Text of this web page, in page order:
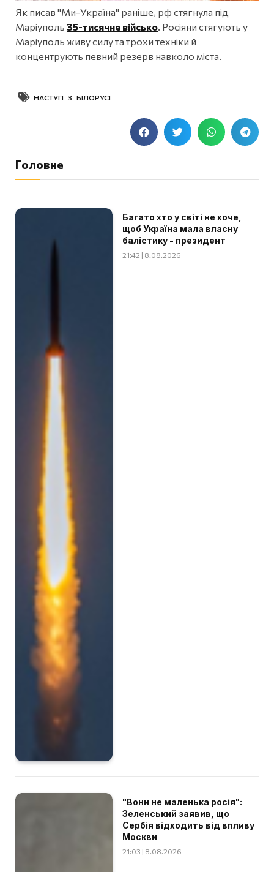
Як писав "Ми-Україна" раніше, рф стягнула під
Маріуполь 35-тисячне військо . Росіяни стягують у
Маріуполь живу силу та трохи техніки й
концентрують певний резерв навколо міста.
НАСТУП З БІЛОРУСІ
Головне
Багато хто у світі не хоче,
щоб Україна мала власну
балістику - президент
21:42 | 8.08.2026
"Вони не маленька росія":
Зеленський заявив, що
Сербія відходить від впливу
Москви
21:03 | 8.08.2026